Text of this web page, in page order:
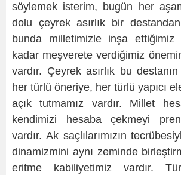
söylemek isterim, bugün her
dolu çeyrek asırlık bir
bunda milletimizle inşa ettiğimiz
kadar meşverete verdiğimiz
vardır. Çeyrek asırlık bu
her türlü öneriye, her türlü yapıcı
açık tutmamız vardır. Millet
kendimizi hesaba çekmeyi
vardır. Ak saçlılarımızın
dinamizmini aynı zeminde
eritme kabiliyetimiz vardır.